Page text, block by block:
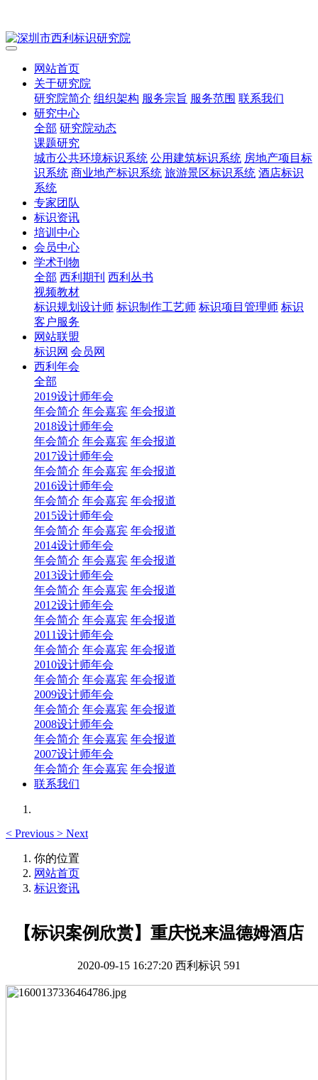
网站首页
关于研究院
研究院简介 组织架构 服务宗旨 服务范围 联系我们
研究中心
全部 研究院动态
课题研究
城市公共环境标识系统 公用建筑标识系统 房地产项目标
识系统 商业地产标识系统 旅游景区标识系统 酒店标识
系统
专家团队
标识资讯
培训中心
会员中心
学术刊物
全部 西利期刊 西利丛书
视频教材
标识规划设计师 标识制作工艺师 标识项目管理师 标识
客户服务
网站联盟
标识网 会员网
西利年会
全部
2019设计师年会
年会简介 年会嘉宾 年会报道
2018设计师年会
年会简介 年会嘉宾 年会报道
2017设计师年会
年会简介 年会嘉宾 年会报道
2016设计师年会
年会简介 年会嘉宾 年会报道
2015设计师年会
年会简介 年会嘉宾 年会报道
2014设计师年会
年会简介 年会嘉宾 年会报道
2013设计师年会
年会简介 年会嘉宾 年会报道
2012设计师年会
年会简介 年会嘉宾 年会报道
2011设计师年会
年会简介 年会嘉宾 年会报道
2010设计师年会
年会简介 年会嘉宾 年会报道
2009设计师年会
年会简介 年会嘉宾 年会报道
2008设计师年会
年会简介 年会嘉宾 年会报道
2007设计师年会
年会简介 年会嘉宾 年会报道
联系我们
< Previous > Next
你的位置
网站首页
标识资讯
【标识案例欣赏】重庆悦来温德姆酒店
2020-09-15 16:27:20 西利标识 591